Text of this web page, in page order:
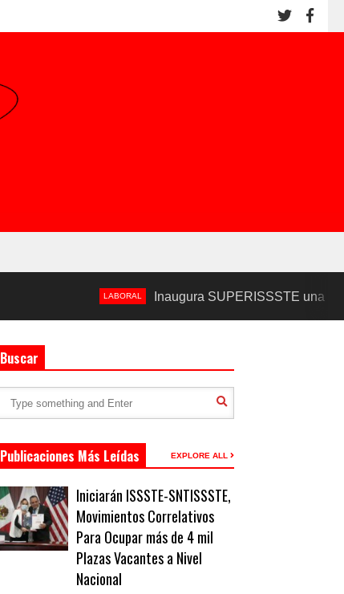
Inaugura SUPERISSSTE una Nueva
Buscar
Publicaciones Más Leídas EXPLORE ALL
Iniciarán ISSSTE-SNTISSSTE,
Movimientos Correlativos
Para Ocupar más de 4 mil
Plazas Vacantes a Nivel
Nacional